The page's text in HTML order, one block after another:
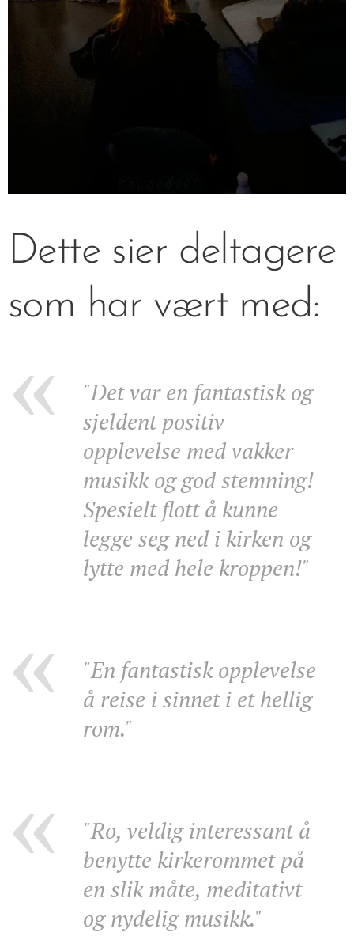
Dette sier deltagere
som har vært med:
"Det var en fantastisk og
sjeldent positiv
opplevelse med vakker
musikk og god stemning!
Spesielt flott å kunne
legge seg ned i kirken og
lytte med hele kroppen!"
"En fantastisk opplevelse
å reise i sinnet i et hellig
rom."
"Ro, veldig interessant å
benytte kirkerommet på
en slik måte, meditativt
og nydelig musikk."